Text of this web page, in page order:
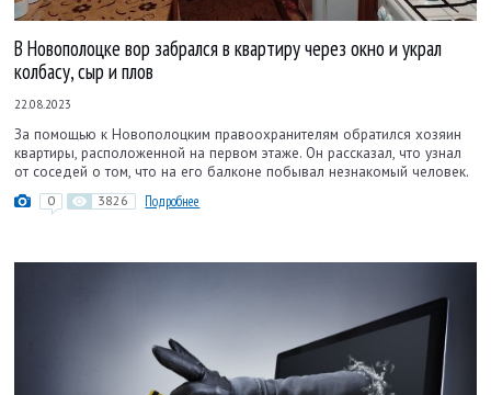
В Новополоцке вор забрался в квартиру через окно и украл
колбасу, сыр и плов
22.08.2023
За помощью к Новополоцким правоохранителям обратился хозяин
квартиры, расположенной на первом этаже. Он рассказал, что узнал
от соседей о том, что на его балконе побывал незнакомый человек.
0 3826 Подробнее